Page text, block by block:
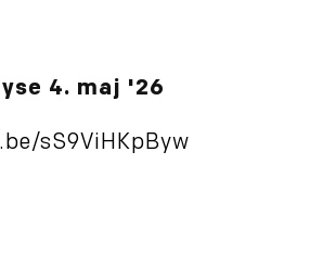
4. maj '26
sS9ViHKpByw